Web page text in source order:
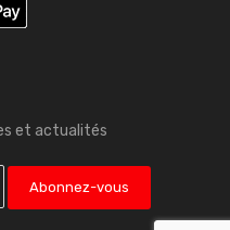
et actualités